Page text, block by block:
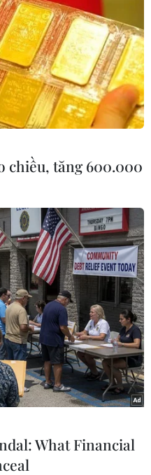
32: Việt Nam
bảng B cùng Thái Lan,
SEA Games 32 và dự
4 sắp tới.
chiều, tăng 600.000
What Financial